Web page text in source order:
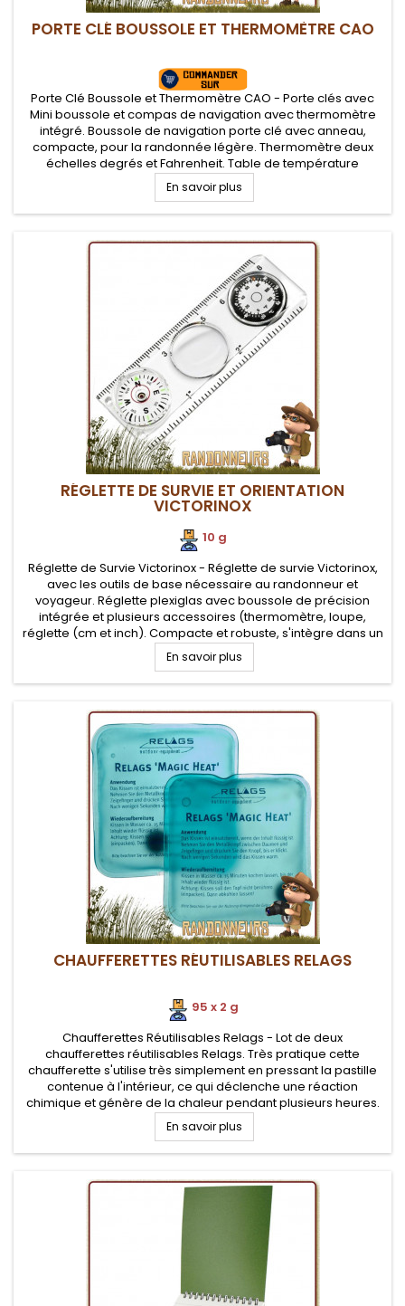
PORTE CLÉ BOUSSOLE ET THERMOMÈTRE CAO
Porte Clé Boussole et Thermomètre CAO - Porte clés avec
Mini boussole et compas de navigation avec thermomètre
intégré. Boussole de navigation porte clé avec anneau,
compacte, pour la randonnée légère. Thermomètre deux
échelles degrés et Fahrenheit. Table de température
ressentie au dos.
En savoir plus
RÉGLETTE DE SURVIE ET ORIENTATION
VICTORINOX
10 g
Réglette de Survie Victorinox - Réglette de survie Victorinox,
avec les outils de base nécessaire au randonneur et
voyageur. Réglette plexiglas avec boussole de précision
intégrée et plusieurs accessoires (thermomètre, loupe,
réglette (cm et inch). Compacte et robuste, s'intègre dans un
kit de survie
En savoir plus
CHAUFFERETTES RÉUTILISABLES RELAGS
95 x 2 g
Chaufferettes Réutilisables Relags - Lot de deux
chaufferettes réutilisables Relags. Très pratique cette
chaufferette s'utilise très simplement en pressant la pastille
contenue à l'intérieur, ce qui déclenche une réaction
chimique et génère de la chaleur pendant plusieurs heures.
En savoir plus